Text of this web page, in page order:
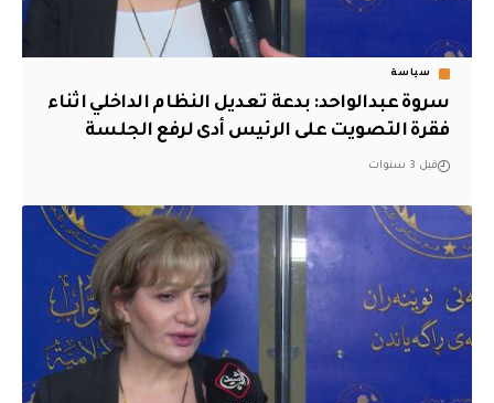
سياسة
سروة عبدالواحد: بدعة تعديل النظام الداخلي اثناء
فقرة التصويت على الرئيس أدى لرفع الجلسة
قبل 3 سنوات